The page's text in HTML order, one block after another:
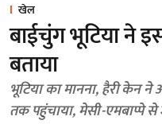
खेल
बाईचुंग भूटिया ने
बताया
भूटिया का मानना, हैरी केन
तक पहुंचाया, मेसी-एमबाप्पे से